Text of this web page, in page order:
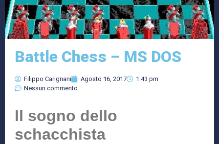
Battle Chess – MS DOS
Filippo Carignani Agosto 16, 2017
1:43 pm
Nessun commento
Il sogno dello
schacchista